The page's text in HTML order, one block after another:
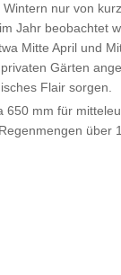
nur von
Jahr beobachtet
Mitte April und
Gärten
Flair sorgen.
mm für
über